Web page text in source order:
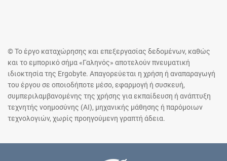
© Το έργο καταχώρησης και επεξεργασίας δεδομένων, καθώς
και το εμπορικό σήμα «Γαληνός» αποτελούν πνευματική
ιδιοκτησία της Ergobyte. Απαγορεύεται η χρήση ή αναπαραγωγή
του έργου σε οποιοδήποτε μέσο, εφαρμογή ή συσκευή,
συμπεριλαμβανομένης της χρήσης για εκπαίδευση ή ανάπτυξη
τεχνητής νοημοσύνης (AI), μηχανικής μάθησης ή παρόμοιων
τεχνολογιών, χωρίς προηγούμενη γραπτή άδεια.